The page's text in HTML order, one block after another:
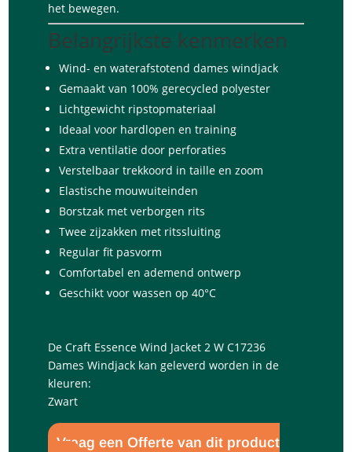
het bewegen.
Belangrijkste kenmerken
Wind- en waterafstotend dames windjack
Gemaakt van 100% gerecycled polyester
Lichtgewicht ripstopmateriaal
Ideaal voor hardlopen en training
Extra ventilatie door perforaties
Verstelbaar trekkoord in taille en zoom
Elastische mouwuiteinden
Borstzak met verborgen rits
Twee zijzakken met ritssluiting
Regular fit pasvorm
Comfortabel en ademend ontwerp
Geschikt voor wassen op 40°C
De Craft Essence Wind Jacket 2 W C17236
Dames Windjack kan geleverd worden in de
kleuren:
Zwart
Vraag een Offerte van dit product